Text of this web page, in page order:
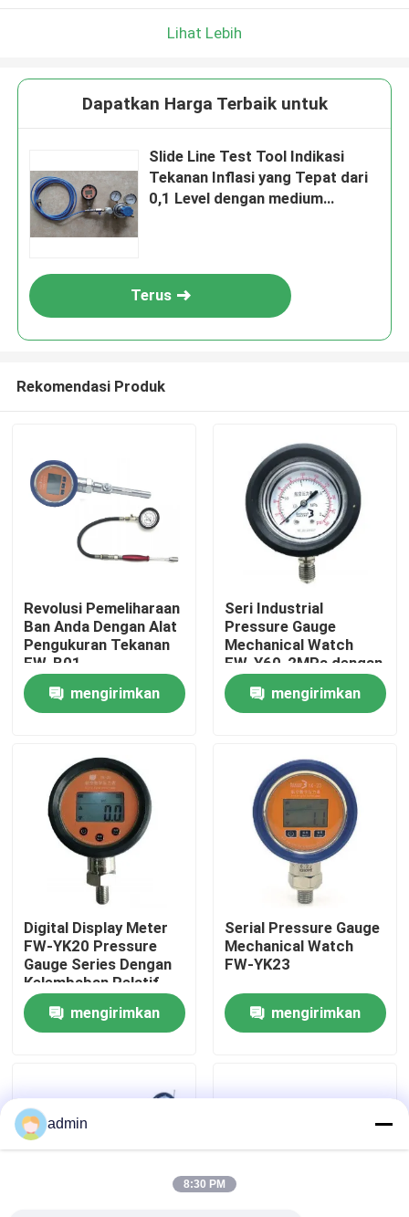
Rumah
video
Tentang Kami
Tur Pabrik
Kontrol Kualitas
Hubungi Kami
Minta Kutipan
Lihat Lebih
Dapatkan Harga Terbaik untuk
Slide Line Test Tool Indikasi
Tekanan Inflasi yang Tepat dari
0,1 Level dengan medium
Terus
Rekomendasi Produk
Revolusi Pemeliharaan
Ban Anda Dengan Alat
Pengukuran Tekanan
FW-B01
mengirimkan
Seri Industrial
Pressure Gauge
Mechanical Watch
FW-Y60-2MPa dengan
rentang tekanan
atmosfer 86-106 kP
mengirimkan
Digital Display Meter
FW-YK20 Pressure
Gauge Series Dengan
Kelembaban Relatif
85% RH Dan Tingkat
Perlindungan ≥IP67
mengirimkan
Serial Pressure Gauge
Mechanical Watch
FW-YK23
mengirimkan
admin
8:30 PM